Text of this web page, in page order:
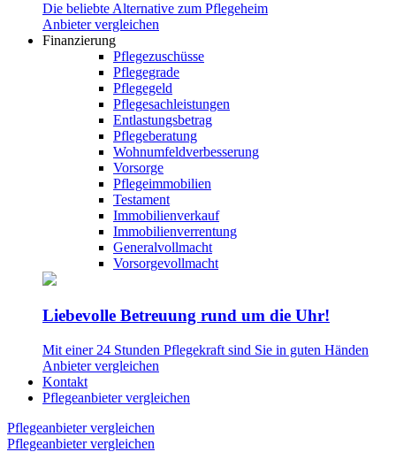
Die beliebte Alternative zum Pflegeheim
Anbieter vergleichen
Finanzierung
Pflegezuschüsse
Pflegegrade
Pflegegeld
Pflegesachleistungen
Entlastungsbetrag
Pflegeberatung
Wohnumfeldverbesserung
Vorsorge
Pflegeimmobilien
Testament
Immobilienverkauf
Immobilienverrentung
Generalvollmacht
Vorsorgevollmacht
Liebevolle Betreuung rund um die Uhr!
Mit einer 24 Stunden Pflegekraft sind Sie in guten Händen
Anbieter vergleichen
Kontakt
Pflegeanbieter vergleichen
Pflegeanbieter vergleichen
Pflegeanbieter vergleichen